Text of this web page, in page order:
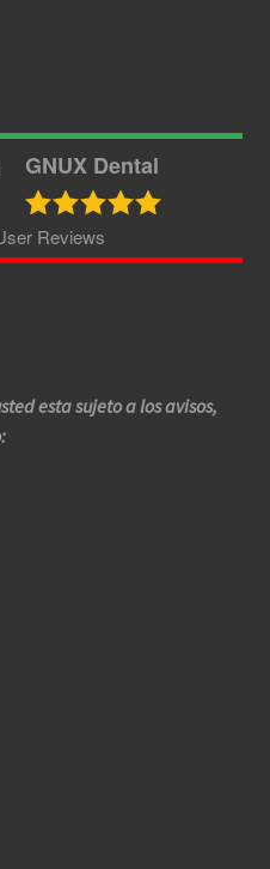
GNUX Dental
Reviews
esta sujeto a los avisos,